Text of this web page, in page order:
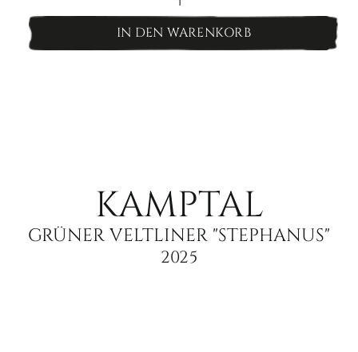
Muskat
Ottonel
IN DEN WARENKORB
KAMPTAL
GRÜNER VELTLINER "STEPHANUS"
2025